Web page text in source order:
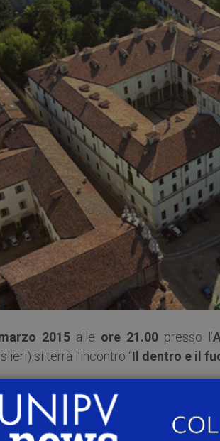
2015alle ore 21.00presso l’
si terrà l’incontro “Il dentro e il
rientra nel ciclo “
apriamo (con) un libro